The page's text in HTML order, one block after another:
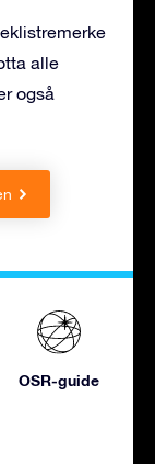
alle
også
OSR-guide